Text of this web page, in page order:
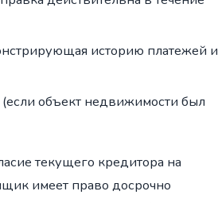
историю платежей и
(если объект недвижимости был
текущего кредитора на
имеет право досрочно